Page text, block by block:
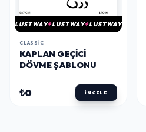
LUSTWAY LUSTWAY LUSTWAY
CLASSIC
KAPLAN GEÇICI
DÖVME ŞABLONU
₺0 İNCELE